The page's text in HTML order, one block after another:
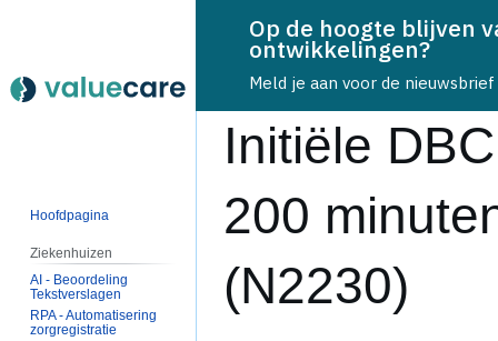
Initiële
200
(N2230)
Op de hoogte blijven
ontwikkelingen?
Meld je aan voor de nieuwsbrief
Hoofdpagina
Ziekenhuizen
AI - Beoordeling
Tekstverslagen
RPA - Automatisering
zorgregistratie